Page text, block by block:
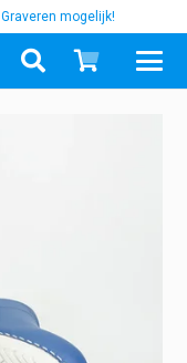
Graveren mogelijk!